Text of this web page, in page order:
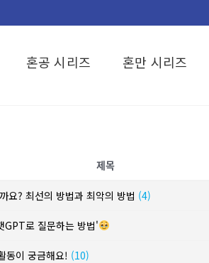
혼공 시리즈 혼만 시리즈
제목
요? 최선의 방법과 최악의 방법 (4)
GPT로 질문하는 방법'
동이 궁금해요! (10)